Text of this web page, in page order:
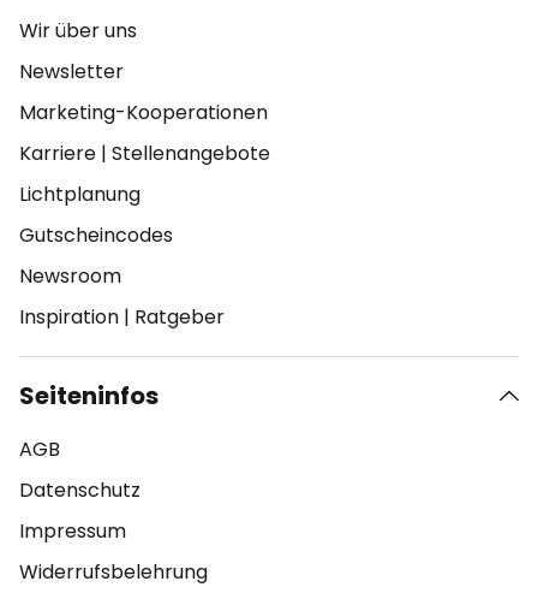
Wir über uns
Newsletter
Marketing-Kooperationen
Karriere | Stellenangebote
Lichtplanung
Gutscheincodes
Newsroom
Inspiration | Ratgeber
Seiteninfos
AGB
Datenschutz
Impressum
Widerrufsbelehrung